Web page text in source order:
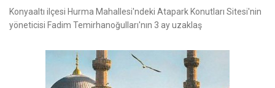
Konyaaltı ilçesi Hurma Mahallesi'ndeki Atapark Konutları Sitesi'nin
yöneticisi Fadim Temirhanoğulları'nın 3 ay uzaklaş